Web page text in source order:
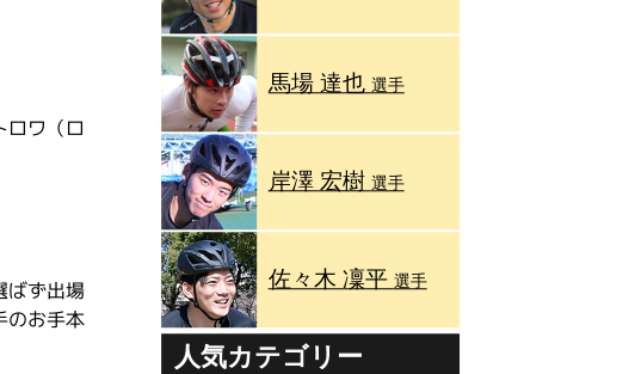
ロワ（ロ
ばず出場
のお手本
馬場 達也 選手
岸澤 宏樹 選手
佐々木 凜平 選手
人気カテゴリー